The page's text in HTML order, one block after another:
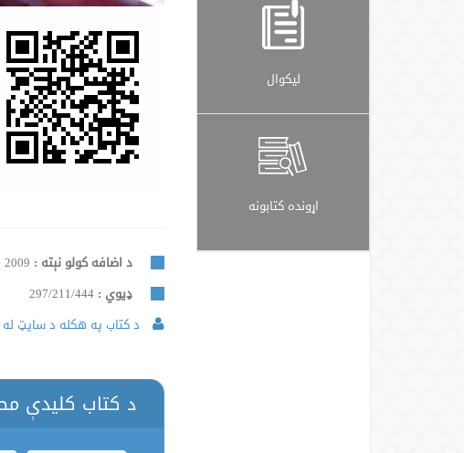
لیکوال
اړونده کتابونه
د اضافه کولو نېته : 2009
ډيوي : 297/211/444
د کتاب په هکله د سایټ له
د کتاب کلیدې